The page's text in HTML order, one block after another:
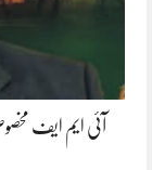
آئی ایم ایف